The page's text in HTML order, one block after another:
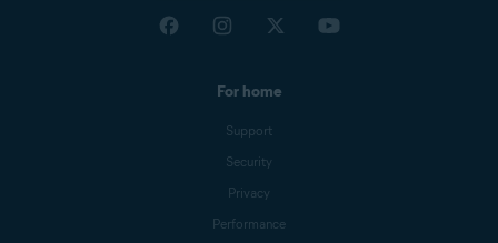
For home
Support
Security
Privacy
Performance